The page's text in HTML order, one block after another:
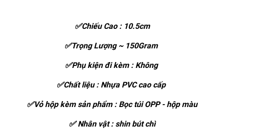
✅Chiếu Cao : 10.5cm
✅Trọng Lượng ~ 150Gram
✅Phụ kiện đi kèm : Không
✅Chất liệu : Nhựa PVC cao cấp
✅Vỏ hộp kèm sản phẩm : Bọc túi OPP - hộp màu
✅ Nhân vật : shin bút chì